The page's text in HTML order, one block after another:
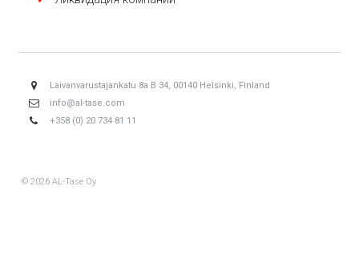
Laivanvarustajankatu 8a B 34, 00140 Helsinki, Finland
info@al-tase.com
+358 (0) 20 734 81 11
© 2026 AL-Tase Oy